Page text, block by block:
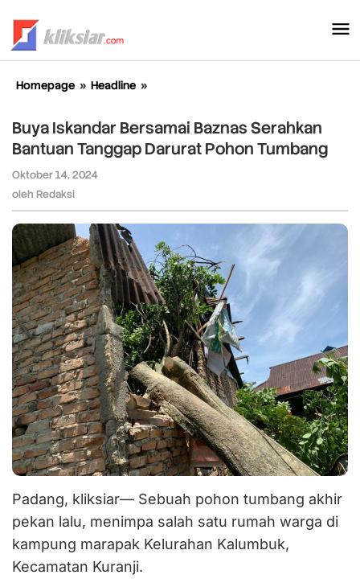
konten
Homepage » Headline »
Bersamai
Baznas
Serahkan
Pohon
Tumbang
Buya Iskandar Bersamai Baznas Serahkan
Bantuan Tanggap Darurat Pohon Tumbang
Oktober 14, 2024
oleh Redaksi
Padang, kliksiar— Sebuah pohon tumbang akhir
pekan lalu, menimpa salah satu rumah warga di
kampung marapak Kelurahan Kalumbuk,
Kecamatan Kuranji.